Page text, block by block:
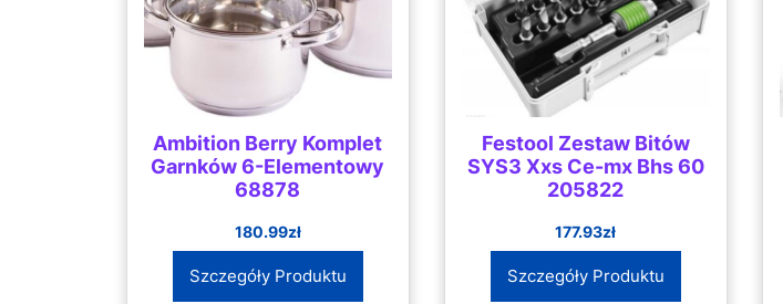
Ambition Berry Komplet
Garnków 6-Elementowy
68878
180.99zł
Szczegóły Produktu
Festool Zestaw Bitów
SYS3 Xxs Ce-mx Bhs 60
205822
177.93zł
Szczegóły Produktu